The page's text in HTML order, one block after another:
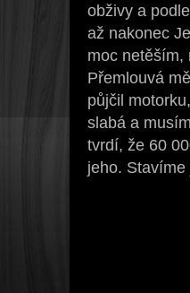
obživy a
až nakonec
moc netěším,
Přemlouvá
půjčil
slabá a
tvrdí, že 60
jeho.